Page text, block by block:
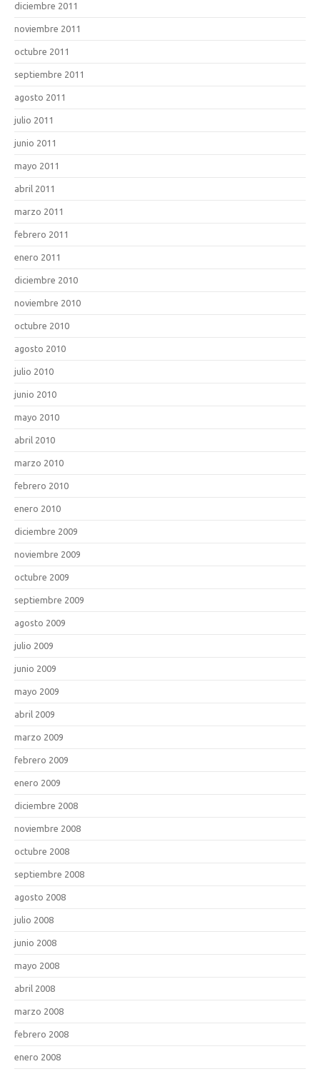
diciembre 2011
noviembre 2011
octubre 2011
septiembre 2011
agosto 2011
julio 2011
junio 2011
mayo 2011
abril 2011
marzo 2011
febrero 2011
enero 2011
diciembre 2010
noviembre 2010
octubre 2010
agosto 2010
julio 2010
junio 2010
mayo 2010
abril 2010
marzo 2010
febrero 2010
enero 2010
diciembre 2009
noviembre 2009
octubre 2009
septiembre 2009
agosto 2009
julio 2009
junio 2009
mayo 2009
abril 2009
marzo 2009
febrero 2009
enero 2009
diciembre 2008
noviembre 2008
octubre 2008
septiembre 2008
agosto 2008
julio 2008
junio 2008
mayo 2008
abril 2008
marzo 2008
febrero 2008
enero 2008